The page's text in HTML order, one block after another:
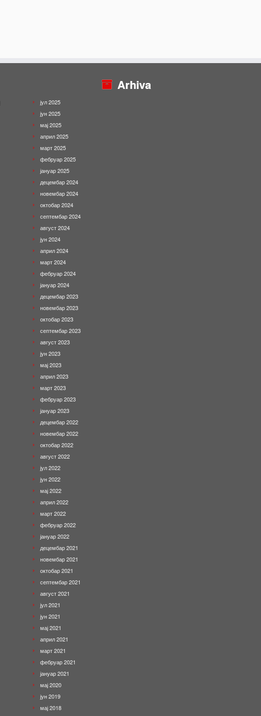
Arhiva
јул 2025
јун 2025
мај 2025
април 2025
март 2025
фебруар 2025
јануар 2025
децембар 2024
новембар 2024
октобар 2024
септембар 2024
август 2024
јун 2024
април 2024
март 2024
фебруар 2024
јануар 2024
децембар 2023
новембар 2023
октобар 2023
септембар 2023
август 2023
јун 2023
мај 2023
април 2023
март 2023
фебруар 2023
јануар 2023
децембар 2022
новембар 2022
октобар 2022
август 2022
јул 2022
јун 2022
мај 2022
април 2022
март 2022
фебруар 2022
јануар 2022
децембар 2021
новембар 2021
октобар 2021
септембар 2021
август 2021
јул 2021
јун 2021
мај 2021
април 2021
март 2021
фебруар 2021
јануар 2021
мај 2020
јун 2019
мај 2018